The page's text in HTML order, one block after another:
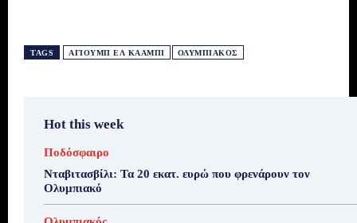
TAGS ΑΓΙΟΎΜΠ ΕΛ ΚΑΑΜΠΊ ΟΛΥΜΠΙΑΚΌΣ
Hot this week
Ποδόσφαιρο
Νταβιτασβίλι: Τα 20 εκατ. ευρώ που φρενάρουν τον
Ολυμπιακό